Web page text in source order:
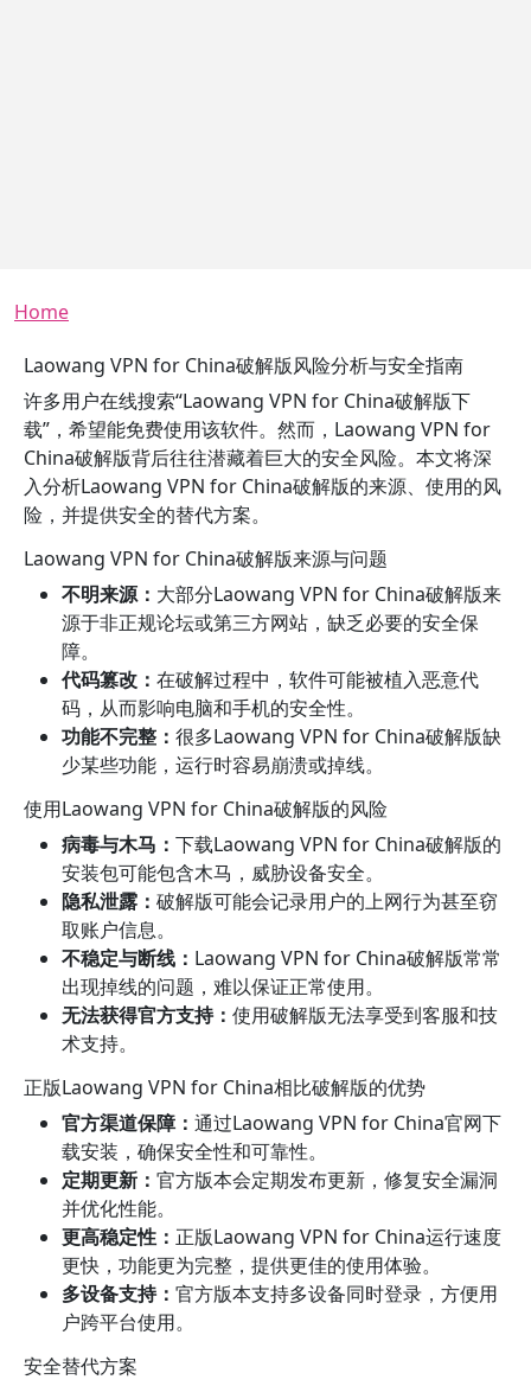
Breadcrumb
Home
Laowang VPN for China破解版风险分析与安全指南
许多用户在线搜索“Laowang VPN for China破解版下
载”，希望能免费使用该软件。然而，Laowang VPN for
China破解版背后往往潜藏着巨大的安全风险。本文将深
入分析Laowang VPN for China破解版的来源、使用的风
险，并提供安全的替代方案。
Laowang VPN for China破解版来源与问题
不明来源： 大部分Laowang VPN for China破解版来
源于非正规论坛或第三方网站，缺乏必要的安全保
障。
代码篡改： 在破解过程中，软件可能被植入恶意代
码，从而影响电脑和手机的安全性。
功能不完整： 很多Laowang VPN for China破解版缺
少某些功能，运行时容易崩溃或掉线。
使用Laowang VPN for China破解版的风险
病毒与木马： 下载Laowang VPN for China破解版的
安装包可能包含木马，威胁设备安全。
隐私泄露： 破解版可能会记录用户的上网行为甚至窃
取账户信息。
不稳定与断线： Laowang VPN for China破解版常常
出现掉线的问题，难以保证正常使用。
无法获得官方支持： 使用破解版无法享受到客服和技
术支持。
正版Laowang VPN for China相比破解版的优势
官方渠道保障： 通过Laowang VPN for China官网下
载安装，确保安全性和可靠性。
定期更新： 官方版本会定期发布更新，修复安全漏洞
并优化性能。
更高稳定性： 正版Laowang VPN for China运行速度
更快，功能更为完整，提供更佳的使用体验。
多设备支持： 官方版本支持多设备同时登录，方便用
户跨平台使用。
安全替代方案